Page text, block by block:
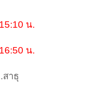
น.
น.
าธุ